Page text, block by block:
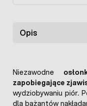
Opis
Niezawodne
zapobiegające
wydziobywaniu piór.
dla bażantów